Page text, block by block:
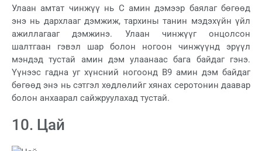
Улаан амтат чинжүү нь С амин дэмээр баялаг бөгөөд
энэ нь дархлааг дэмжиж, тархины танин мэдэхүйн үйл
ажиллагааг дэмжинэ. Улаан чинжүүг онцолсон
шалтгаан гэвэл шар болон ногоон чинжүүнд эрүүл
мэндэд тустай амин дэм улаанаас бага байдаг гэнэ.
Үүнээс гадна уг хүнсний ногоонд В9 амин дэм байдаг
бөгөөд энэ нь сэтгэл хөдлөлийг хянах серотонин даавар
болон анхаарал сайжруулахад тустай.
10. Цай